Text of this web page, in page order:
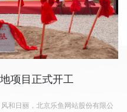
项目正式开工
和日丽，北京乐鱼网站股份有限公